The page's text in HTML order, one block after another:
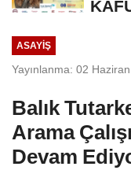
ASAYİŞ
Yayınlanma: 02
Balık
Arama
Devam